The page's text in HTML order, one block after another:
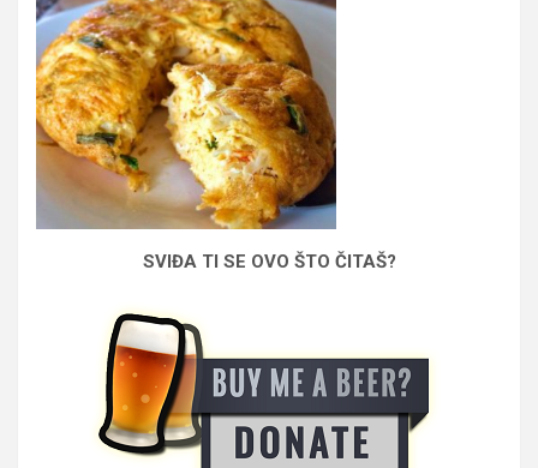
SVIĐA TI SE OVO ŠTO ČITAŠ?